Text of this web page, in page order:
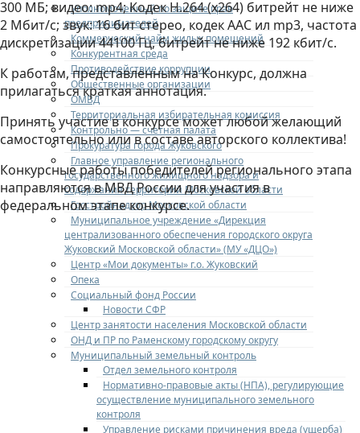
Уполномоченный по защите прав
предпринимателей
Коммерческий найм жилых помещений
Конкурентная среда
Противодействие коррупции
Общественные организации
ОМВД
Территориальная избирательная комиссия
Контрольно — счетная палата
Прокуратура города Жуковского
Главное управление регионального
государственного жилищного надзора и
содержания территорий Московской области
Госстройнадзор Московской области
Муниципальное учреждение «Дирекция
централизованного обеспечения городского округа
Жуковский Московской области» (МУ «ДЦО»)
Центр «Мои документы» г.о. Жуковский
Опека
Социальный фонд России
Новости СФР
Центр занятости населения Московской области
ОНД и ПР по Раменскому городскому округу
Муниципальный земельный контроль
Отдел земельного контроля
Нормативно-правовые акты (НПА), регулирующие
осуществление муниципального земельного
контроля
Управление рисками причинения вреда (ущерба)
300 МБ; видео: mp4; Кодек Н.264 (х264) битрейт не ниже
2 Мбит/с; звук: 16 бит стерео, кодек ААС ил mp3, частота
дискретизации 44100 Гц, битрейт не ниже 192 кбит/с.
К работам, представленным на Конкурс, должна
прилагаться краткая аннотация.
Принять участие в конкурсе может любой желающий
самостоятельно или в составе авторского коллектива!
Конкурсные работы победителей регионального этапа
направляются в МВД России для участия в
федеральном этапе конкурсе.